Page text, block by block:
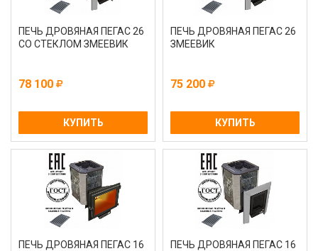
ПЕЧЬ ДРОВЯНАЯ ПЕГАС 26
СО СТЕКЛОМ ЗМЕЕВИК
78 100
КУПИТЬ
ПЕЧЬ ДРОВЯНАЯ ПЕГАС 26
ЗМЕЕВИК
75 200
КУПИТЬ
ПЕЧЬ ДРОВЯНАЯ ПЕГАС 16
ПЕЧЬ ДРОВЯНАЯ ПЕГАС 16